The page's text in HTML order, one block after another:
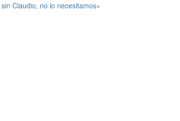
Claudio, no lo necesitamos»